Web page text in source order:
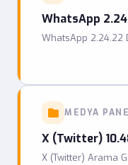
WhatsApp
WhatsApp 2.24.22
MEDYA
X (Twitter)
X (Twitter) Arama